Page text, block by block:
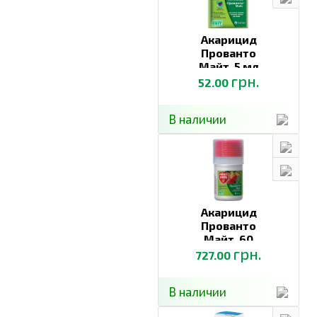
0,24-0,36
в период
вегетации
в период
вегетации,
появления
отложения
яиц
широкий спектр акарицидного действия
высокая эффективность в борьбе с клещами на
стадиях развития: яйце-личинка-нимфа
отсутствие перекрестной резистентности в
отношении клещей, устойчивых к большинству
продлен срок акарицидного действия
сельскохозяйственных культур
совместим с большинством инсектицидов и
Акарицид
Прованто
Майт, 5 мл
52.00 грн.
В наличии
Акарицид
Прованто
Майт, 60
мл
727.00 грн.
В наличии